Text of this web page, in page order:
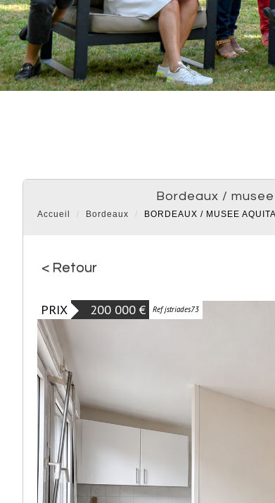
bordeaux /
Accueil Bordeaux BORDEAUX / MUSEE
< Retour
PRIX 200 000 € Ref jstriades73